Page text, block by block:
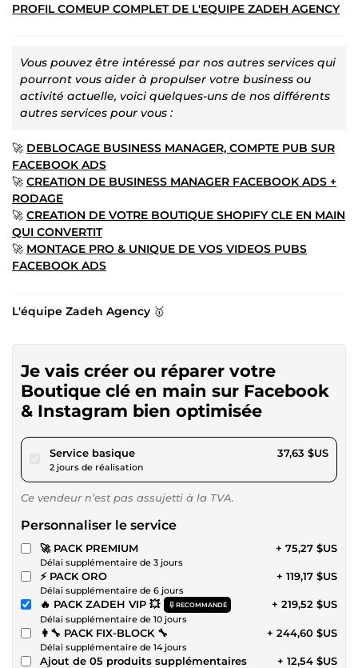
PROFIL COMEUP COMPLET DE L'EQUIPE ZADEH AGENCY
Vous pouvez être intéressé par nos autres services qui
pourront vous aider à propulser votre business ou
activité actuelle, voici quelques-uns de nos différents
autres services pour vous :
🚀 DEBLOCAGE BUSINESS MANAGER, COMPTE PUB SUR
FACEBOOK ADS
🚀 CREATION DE BUSINESS MANAGER FACEBOOK ADS +
RODAGE
🚀 CREATION DE VOTRE BOUTIQUE SHOPIFY CLE EN MAIN
QUI CONVERTIT
🚀 MONTAGE PRO & UNIQUE DE VOS VIDEOS PUBS
FACEBOOK ADS
L'équipe Zadeh Agency 🥇
Je vais créer ou réparer votre
Boutique clé en main sur Facebook
& Instagram bien optimisée
Service basiquepour 34,68 $US
2 jours de réalisation
37,63 $US
Ce vendeur n’est pas assujetti à la TVA.
Personnaliser le service
🚀 PACK PREMIUM
Délai supplémentaire de 3 jours
+ 75,27 $US
⚡ PACK ORO
Délai supplémentaire de 6 jours
+ 119,17 $US
🔥 PACK ZADEH VIP 💥 RECOMMANDÉ
Délai supplémentaire de 10 jours
+ 219,52 $US
👩‍🔧 PACK FIX-BLOCK 🔧
Délai supplémentaire de 14 jours
+ 244,60 $US
Ajout de 05 produits supplémentaires + 12,54 $US